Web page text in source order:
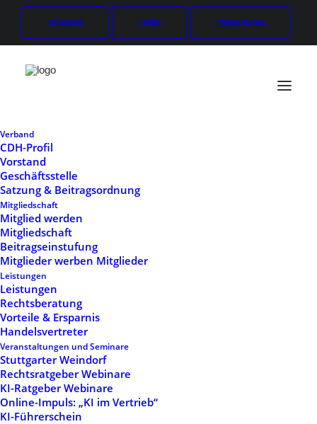
Kontakt Hilfe Mein Konto
Verband
CDH-Profil
Vorstand
Geschäftsstelle
Satzung & Beitragsordnung
Mitgliedschaft
Mitglied werden
Mitgliedschaft
Beitragseinstufung
Mitglieder werben Mitglieder
Leistungen
Leistungen
Rechtsberatung
Vorteile & Ersparnis
Handelsvertreter
Veranstaltungen und Seminare
Stuttgarter Weindorf
Rechtsratgeber Webinare
KI-Ratgeber Webinare
Online-Impuls: „KI im Vertrieb“
KI-Führerschein